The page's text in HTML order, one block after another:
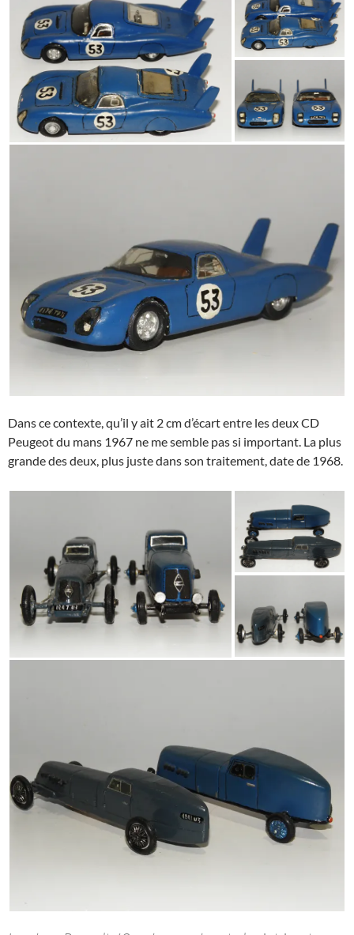
Dans ce contexte, qu’il y ait 2 cm d’écart entre les deux CD
Peugeot du mans 1967 ne me semble pas si important. La plus
grande des deux, plus juste dans son traitement, date de 1968.